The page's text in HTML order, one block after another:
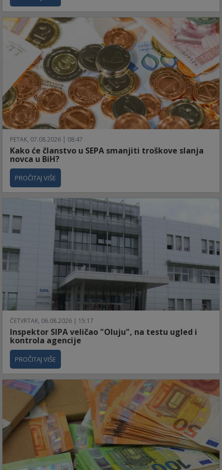
PETAK, 07.08.2026 | 08:47
Kako će članstvo u SEPA smanjiti troškove slanja
novca u BiH?
PROČITAJ VIŠE
ČETVRTAK, 06.08.2026 | 15:17
Inspektor SIPA veličao "Oluju", na testu ugled i
kontrola agencije
PROČITAJ VIŠE